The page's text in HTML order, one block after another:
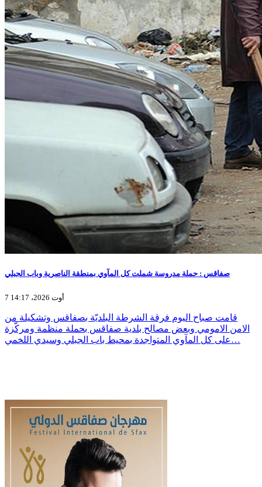
صفاقس : حملة مدروسة شملت كل المآوي بمنطقة الناصرية وباب الجبلي
7 أوت 2026، 14:17
قامت صباح اليوم فرقة الشرطة البلديّة بصفاقس وتشكيلة من
الامن الامومي وبعض مصالح بلدية صفاقس بحملة منظمة ومركّزة
على كل المآوي المتواجدة بمحيط باب الجبلي وسيدي اللخمي…